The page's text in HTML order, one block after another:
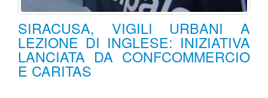
SIRACUSA, VIGILI URBANI A
LEZIONE DI INGLESE: INIZIATIVA
LANCIATA DA CONFCOMMERCIO
E CARITAS